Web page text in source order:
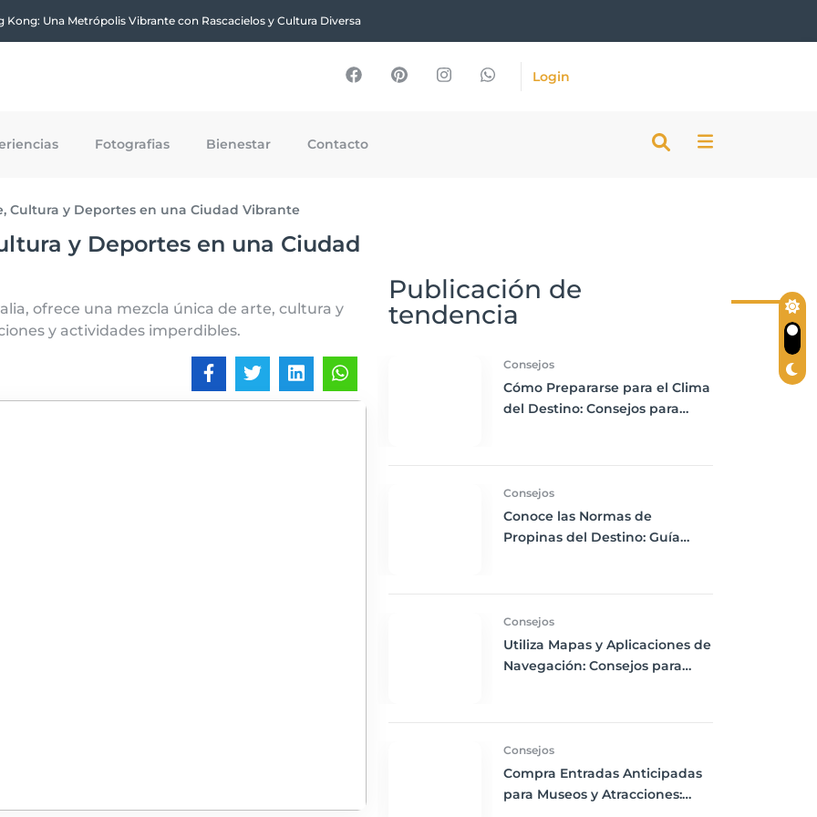
Kong: Una Metrópolis Vibrante con Rascacielos y Cultura Diversa
Login
Fotografias Bienestar Contacto
Cultura y Deportes en una Ciudad Vibrante
y Deportes en una Ciudad
ofrece una mezcla única de arte, cultura y
y actividades imperdibles.
Publicación de
tendencia
Consejos
Cómo Prepararse para el Clima
del Destino: Consejos para
Consejos
Conoce las Normas de
Propinas del Destino: Guía
Consejos
Utiliza Mapas y Aplicaciones de
Navegación: Consejos para
Consejos
Compra Entradas Anticipadas
para Museos y Atracciones: